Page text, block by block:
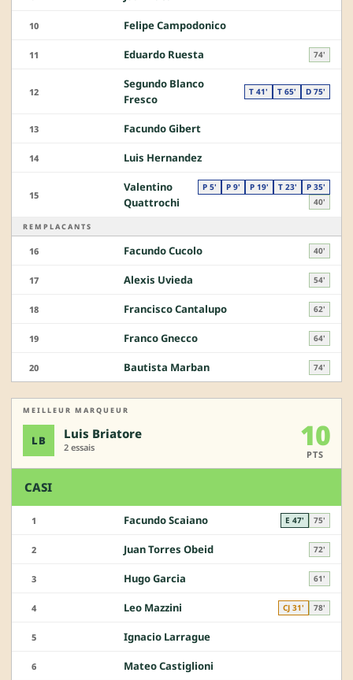
10 Felipe Campodonico
11 Eduardo Ruesta 74'
12
Segundo Blanco
Fresco
T 41' T 65' D 75'
13 Facundo Gibert
14 Luis Hernandez
15
Valentino
Quattrochi
P 5' P 9' P 19' T 23'
P 35'
40'
REMPLACANTS
16 Facundo Cucolo 40'
17 Alexis Uvieda 54'
18 Francisco Cantalupo 62'
19 Franco Gnecco 64'
20 Bautista Marban 74'
MEILLEUR MARQUEUR
LB Luis Briatore
2 essais 10
PTS
CASI
1 Facundo Scaiano E 47' 75'
2 Juan Torres Obeid 72'
3 Hugo Garcia 61'
4 Leo Mazzini CJ 31' 78'
5 Ignacio Larrague
6 Mateo Castiglioni